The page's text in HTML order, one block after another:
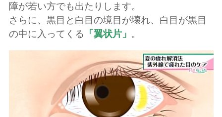
障が若い方でも出たりします。
さらに、黒目と白目の境目が壊れ、白目が黒目
の中に入ってくる 「翼状片」 。